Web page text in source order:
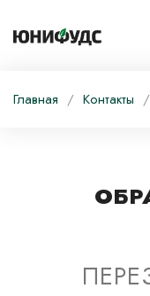
Главная / Контакты /